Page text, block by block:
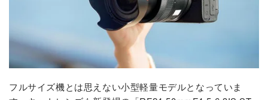
フルサイズ機とは思えない小型軽量モデルとなっていま